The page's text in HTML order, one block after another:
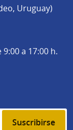
Uruguay)
a 17:00 h.
Suscribirse